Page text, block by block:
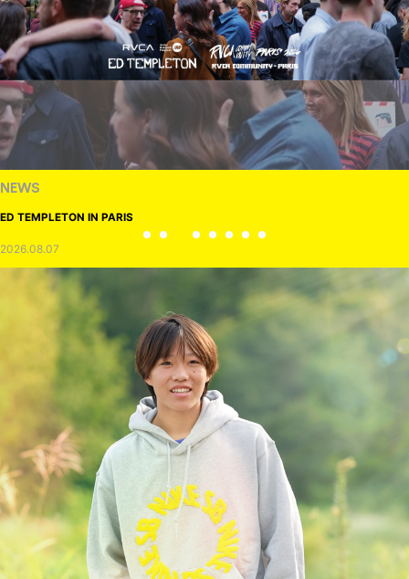
NEWS
ED TEMPLETON IN PARIS
2026.08.07